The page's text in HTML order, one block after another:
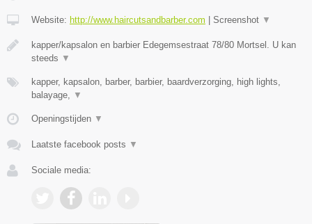
Website: http://www.haircutsandbarber.com Screenshot ▼
kapper/kapsalon en barbier Edegemsestraat 78/80 Mortsel. U kan
steeds ▼
kapper, kapsalon, barber, barbier, baardverzorging, high lights,
balayage, ▼
Openingstijden ▼
Laatste facebook posts ▼
Sociale media: